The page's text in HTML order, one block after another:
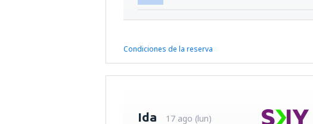
Condiciones de la reserva
Ida 17 ago (lun)